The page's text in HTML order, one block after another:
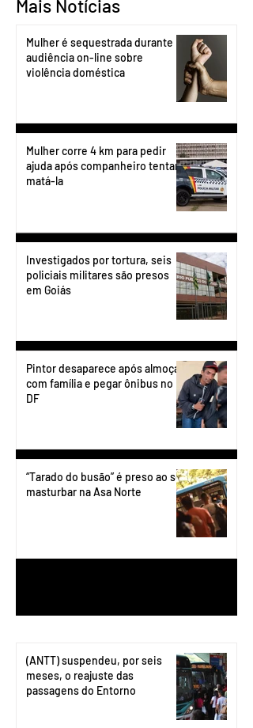
Mais Notícias
Mulher é sequestrada durante
audiência on-line sobre
violência doméstica
Mulher corre 4 km para pedir
ajuda após companheiro tentar
matá-la
Investigados por tortura, seis
policiais militares são presos
em Goiás
Pintor desaparece após almoçar
com família e pegar ônibus no
DF
“Tarado do busão” é preso ao se
masturbar na Asa Norte
(ANTT) suspendeu, por seis
meses, o reajuste das
passagens do Entorno